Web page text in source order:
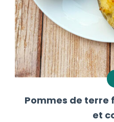
Pommes de terre
et